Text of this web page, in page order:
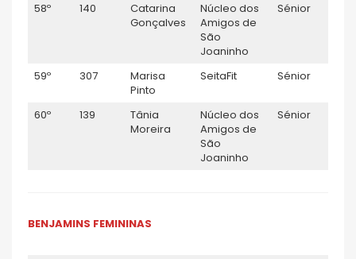
58º 140
Catarina
Gonçalves
Núcleo dos
Amigos de
São
Joaninho
Sénior
59º 307
Marisa
Pinto
SeitaFit Sénior
60º 139
Tânia
Moreira
Núcleo dos
Amigos de
São
Joaninho
Sénior
BENJAMINS FEMININAS